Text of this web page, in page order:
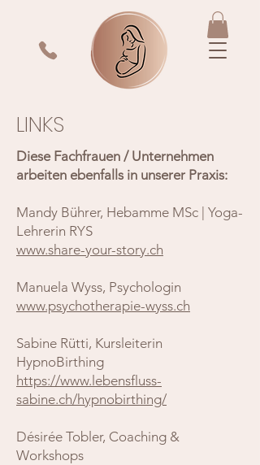
LINKS
Diese Fachfrauen / Unternehmen
arbeiten ebenfalls in unserer Praxis:
Mandy Bührer, Hebamme MSc | Yoga-
Lehrerin RYS
www.share-your-story.ch
Manuela Wyss, Psychologin
www.psychotherapie-wyss.ch
Sabine Rütti, Kursleiterin
HypnoBirthing
https://www.lebensfluss-
sabine.ch/hypnobirthing/
Désirée Tobler, Coaching &
Workshops